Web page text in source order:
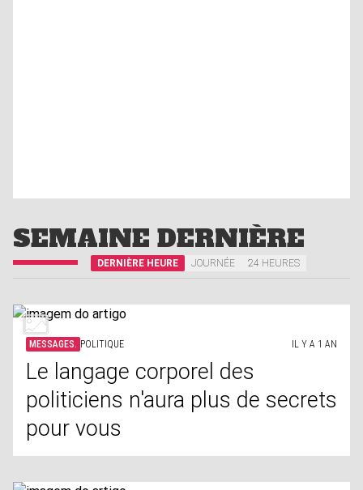
SEMAINE DERNIÈRE
DERNIÈRE HEURE JOURNÉE 24 HEURES
MESSAGES. POLITIQUE IL Y A 1 AN
Le langage corporel des
politiciens n'aura plus de secrets
pour vous